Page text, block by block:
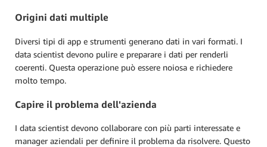
Origini dati multiple
Diversi tipi di app e strumenti generano dati in vari formati. I
data scientist devono pulire e preparare i dati per renderli
coerenti. Questa operazione può essere noiosa e richiedere
molto tempo.
Capire il problema dell'azienda
I data scientist devono collaborare con più parti interessate e
manager aziendali per definire il problema da risolvere. Questo